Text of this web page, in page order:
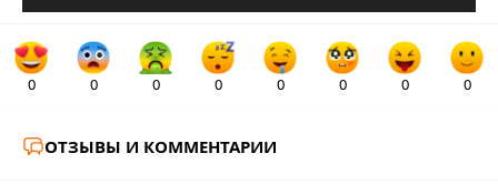
0 0 0 0 0 0 0 0
ОТЗЫВЫ И КОММЕНТАРИИ